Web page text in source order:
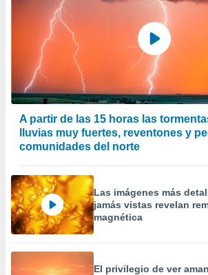
A partir de las 15 horas las
lluvias muy fuertes, reventones y
comunidades del norte
Las imágenes más
jamás vistas revelan
magnética
El privilegio de ver